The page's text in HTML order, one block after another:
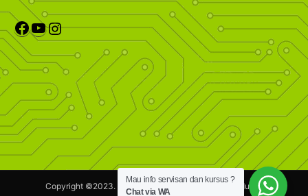
Copyright ©2023. Hak Cipta dilindungi.
Mau info servisan dan kursus ?
Chat via WA